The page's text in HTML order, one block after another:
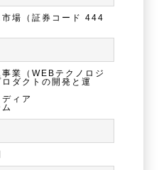
場（証券コード 444
業（WEBテクノロジ
ダクトの開発と運
ィア